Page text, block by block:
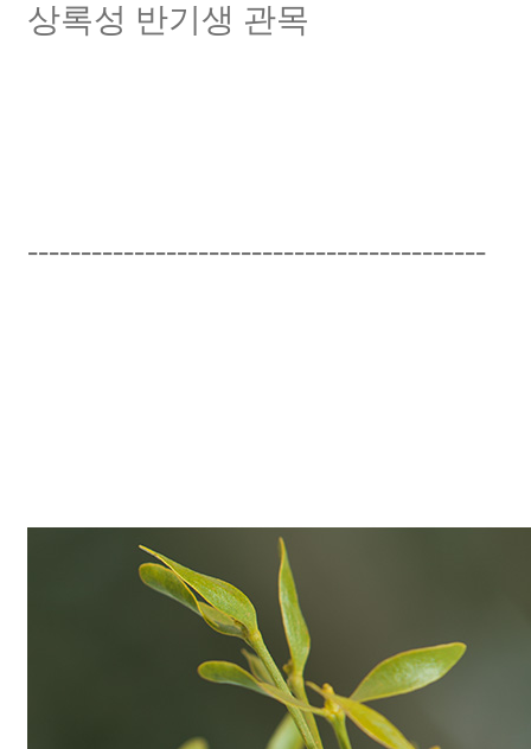
상록성 반기생 관목
-------------------------------------------